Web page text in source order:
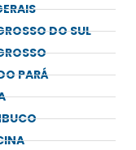
DO SUL
PARÁ